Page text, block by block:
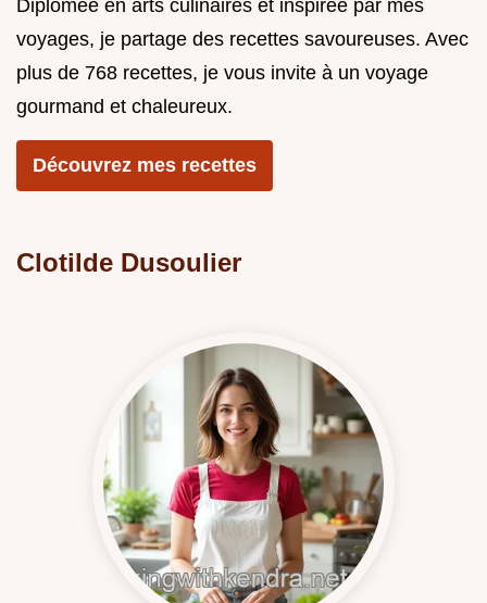
Diplômée en arts culinaires et inspirée par mes
voyages, je partage des recettes savoureuses. Avec
plus de 768 recettes, je vous invite à un voyage
gourmand et chaleureux.
Découvrez mes recettes
Clotilde Dusoulier